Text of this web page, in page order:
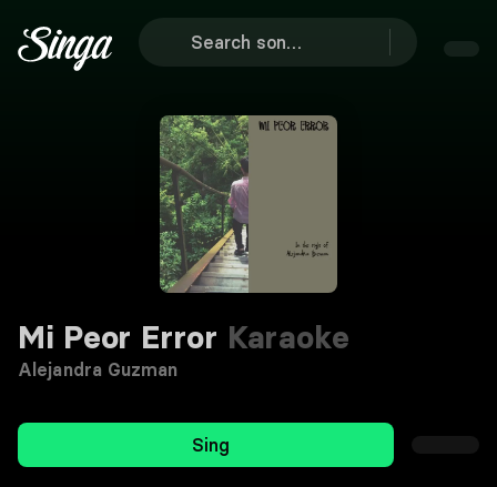
Mi Peor Error Karaoke
Alejandra Guzman
Sing